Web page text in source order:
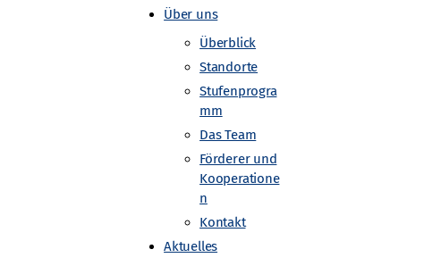
Über uns
Überblick
Standorte
Stufenprogra
mm
Das Team
Förderer und
Kooperatione
n
Kontakt
Aktuelles